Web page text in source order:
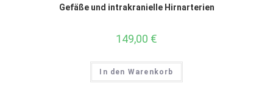
Gefäße und intrakranielle Hirnarterien
149,00 €
In den Warenkorb